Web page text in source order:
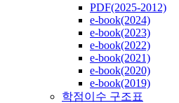
PDF(2025-2012)
e-book(2024)
e-book(2023)
e-book(2022)
e-book(2021)
e-book(2020)
e-book(2019)
학점이수 구조표